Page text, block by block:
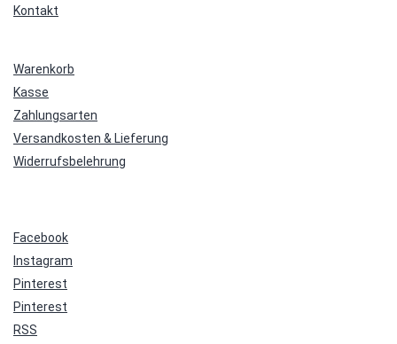
Kontakt
Warenkorb
Kasse
Zahlungsarten
Versandkosten & Lieferung
Widerrufsbelehrung
Facebook
Instagram
Pinterest
Pinterest
RSS